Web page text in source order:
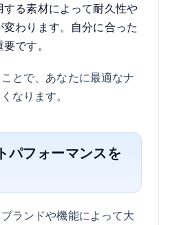
る素材によって耐久性や
わります。自分に合った
です。
とで、あなたに最適なナ
なります。
パフォーマンスを
ランドや機能によって大